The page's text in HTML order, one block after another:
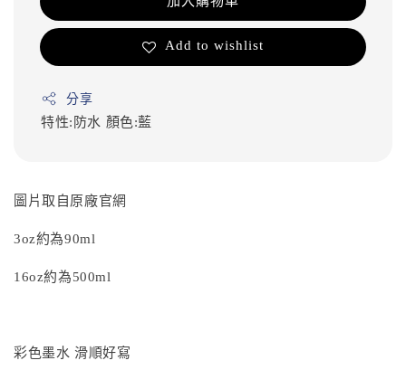
Add to wishlist
分享
特性:防水 顏色:藍
圖片取自原廠官網
3oz約為90ml
16oz約為500ml
彩色墨水 滑順好寫